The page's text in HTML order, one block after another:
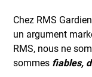
Chez RMS
un argument
RMS, nous ne
sommes fiables,